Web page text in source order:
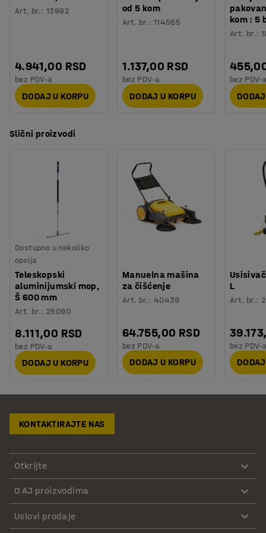
Art. br.:13992
4.941,00 RSD
bez PDV-a
DODAJ U KORPU
od 5 kom
Art. br.: 114565
1.137,00 RSD
bez PDV-a
DODAJ U KORPU
kom : 5
Art. br.:
bez PDV-
Slični proizvodi
Dostupno u nekoliko
opcija
Teleskopski
aluminijumski mop,
Š 600 mm
Art. br.: 25090
8.111,00 RSD
bez PDV-a
DODAJ U KORPU
Manuelna mašina
za čišćenje
Art. br.: 40439
64.755,00 RSD
bez PDV-a
DODAJ U KORPU
L
Art. br.:
bez PDV-
KONTAKTIRAJTE NAS
Otkrijte
O AJ proizvodima
Uslovi prodaje